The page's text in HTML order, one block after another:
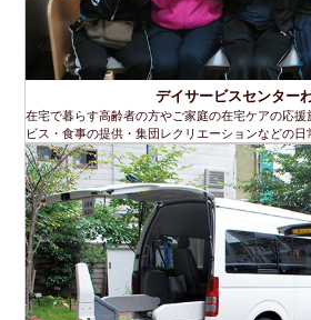
デイサービスセンター
在宅で暮らす高齢者の方やご家庭の在宅ケアの応
ビス・食事の提供・集団レクリエーションなどの日